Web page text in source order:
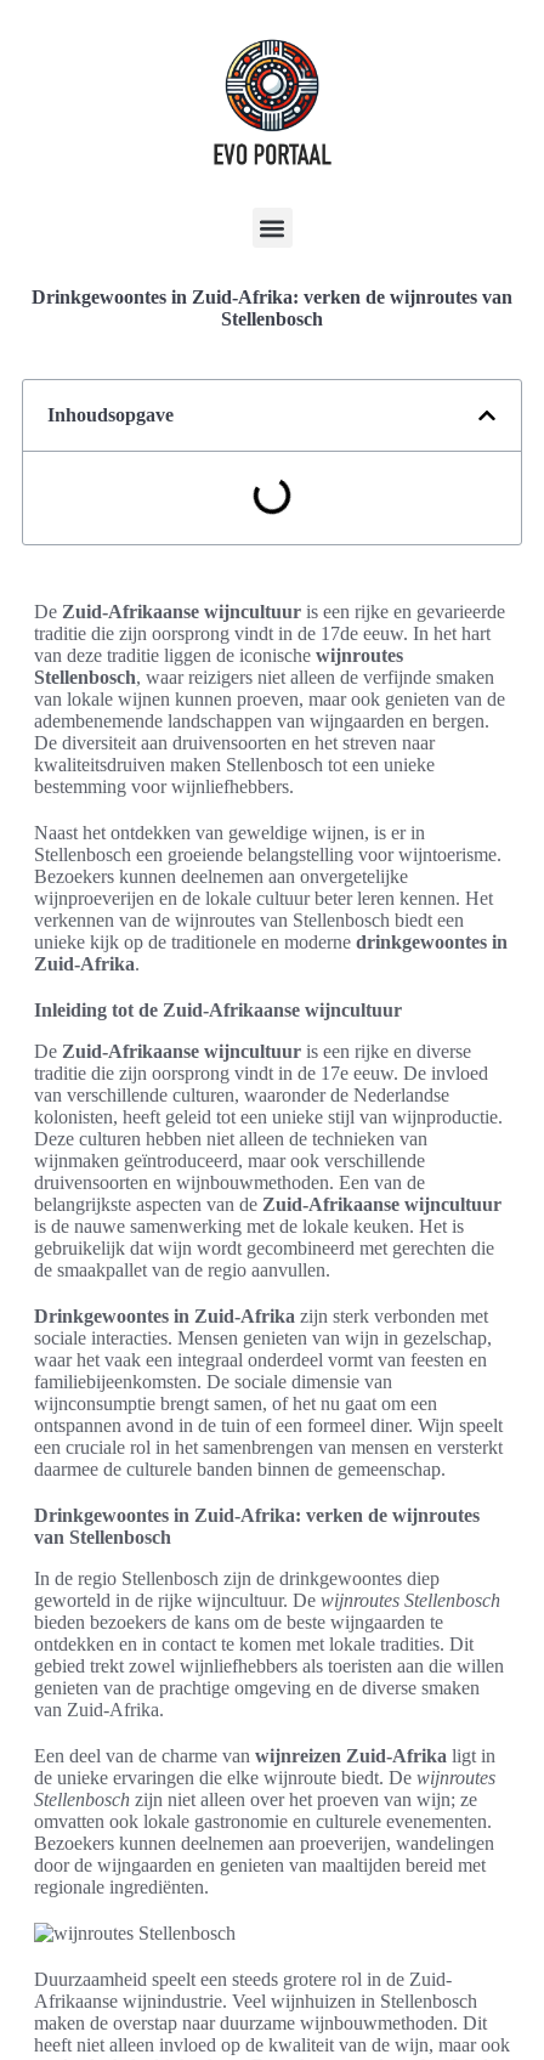
Drinkgewoontes in Zuid-Afrika: verken de wijnroutes van
Stellenbosch
Inhoudsopgave
De Zuid-Afrikaanse wijncultuur is een rijke en gevarieerde
traditie die zijn oorsprong vindt in de 17de eeuw. In het hart
van deze traditie liggen de iconische wijnroutes
Stellenbosch, waar reizigers niet alleen de verfijnde smaken
van lokale wijnen kunnen proeven, maar ook genieten van de
adembenemende landschappen van wijngaarden en bergen.
De diversiteit aan druivensoorten en het streven naar
kwaliteitsdruiven maken Stellenbosch tot een unieke
bestemming voor wijnliefhebbers.
Naast het ontdekken van geweldige wijnen, is er in
Stellenbosch een groeiende belangstelling voor wijntoerisme.
Bezoekers kunnen deelnemen aan onvergetelijke
wijnproeverijen en de lokale cultuur beter leren kennen. Het
verkennen van de wijnroutes van Stellenbosch biedt een
unieke kijk op de traditionele en moderne drinkgewoontes in
Zuid-Afrika.
Inleiding tot de Zuid-Afrikaanse wijncultuur
De Zuid-Afrikaanse wijncultuur is een rijke en diverse
traditie die zijn oorsprong vindt in de 17e eeuw. De invloed
van verschillende culturen, waaronder de Nederlandse
kolonisten, heeft geleid tot een unieke stijl van wijnproductie.
Deze culturen hebben niet alleen de technieken van
wijnmaken geïntroduceerd, maar ook verschillende
druivensoorten en wijnbouwmethoden. Een van de
belangrijkste aspecten van de Zuid-Afrikaanse wijncultuur
is de nauwe samenwerking met de lokale keuken. Het is
gebruikelijk dat wijn wordt gecombineerd met gerechten die
de smaakpallet van de regio aanvullen.
Drinkgewoontes in Zuid-Afrika zijn sterk verbonden met
sociale interacties. Mensen genieten van wijn in gezelschap,
waar het vaak een integraal onderdeel vormt van feesten en
familiebijeenkomsten. De sociale dimensie van
wijnconsumptie brengt samen, of het nu gaat om een
ontspannen avond in de tuin of een formeel diner. Wijn speelt
een cruciale rol in het samenbrengen van mensen en versterkt
daarmee de culturele banden binnen de gemeenschap.
Drinkgewoontes in Zuid-Afrika: verken de wijnroutes
van Stellenbosch
In de regio Stellenbosch zijn de drinkgewoontes diep
geworteld in de rijke wijncultuur. De wijnroutes Stellenbosch
bieden bezoekers de kans om de beste wijngaarden te
ontdekken en in contact te komen met lokale tradities. Dit
gebied trekt zowel wijnliefhebbers als toeristen aan die willen
genieten van de prachtige omgeving en de diverse smaken
van Zuid-Afrika.
Een deel van de charme van wijnreizen Zuid-Afrika ligt in
de unieke ervaringen die elke wijnroute biedt. De wijnroutes
Stellenbosch zijn niet alleen over het proeven van wijn; ze
omvatten ook lokale gastronomie en culturele evenementen.
Bezoekers kunnen deelnemen aan proeverijen, wandelingen
door de wijngaarden en genieten van maaltijden bereid met
regionale ingrediënten.
Duurzaamheid speelt een steeds grotere rol in de Zuid-
Afrikaanse wijnindustrie. Veel wijnhuizen in Stellenbosch
maken de overstap naar duurzame wijnbouwmethoden. Dit
heeft niet alleen invloed op de kwaliteit van de wijn, maar ook